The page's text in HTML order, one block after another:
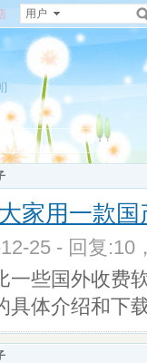
用户
]
家用一款
25 - 回复:10
一些国外收费
具体介绍和下